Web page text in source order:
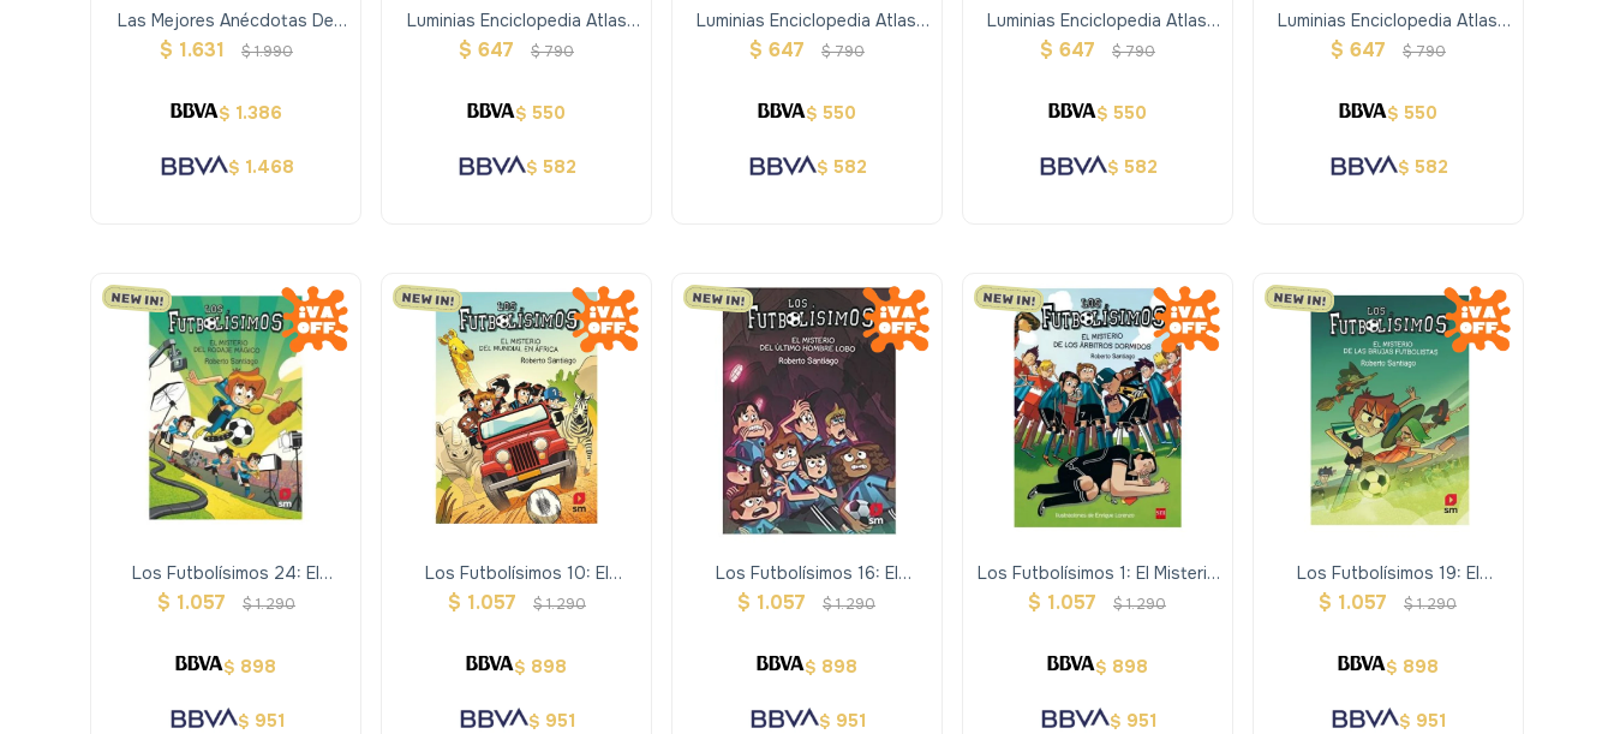
Las Mejores Anécdotas De
Fútbol
$ 1.631 $1.990
$ 1.386
$ 1.468
Luminias Enciclopedia Atlas
Geografia - Europa
$ 647 $790
$ 550
$ 582
Luminias Enciclopedia Atlas
Geografía - Asia
$ 647 $790
$ 550
$ 582
Luminias Enciclopedia Atlas
Geografía - América Y Oceanía
$ 647 $790
$ 550
$ 582
Luminias Enciclopedia Atlas
Geografía - áfrica
$ 647 $790
$ 550
$ 582
Los Futbolísimos 24: El
Misterio Del Rodaje Mágico
$ 1.057 $1.290
$ 898
$ 951
Los Futbolísimos 10: El
Misterio Del Tesoro Pirata
$ 1.057 $1.290
$ 898
$ 951
Los Futbolísimos 16: El
Misterio Del último Hombre
$ 1.057 $1.290
$ 898
$ 951
Los Futbolísimos 1: El Misterio
De Los árbitros Dormidos
$ 1.057 $1.290
$ 898
$ 951
Los Futbolísimos 19: El
Misterio De Las Brujas
$ 1.057 $1.290
$ 898
$ 951